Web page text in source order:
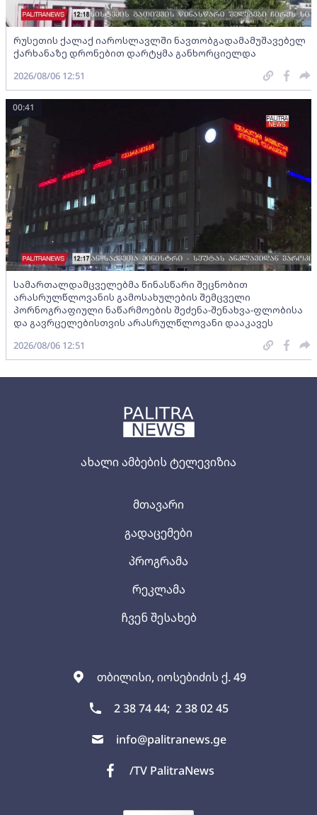
ახალი ამბების ტელევიზია
თბილისი, იოსებიძის ქ. 49
2 38 74 44; 2 38 02 45
info@palitranews.ge
/TV PalitraNews
მთავარი
გადაცემები
პროგრამა
რეკლამა
ჩვენ შესახებ
რუსეთის ქალაქ იაროსლავლში ნავთობგადამამუშავებელ
ქარხანაზე დრონებით დარტყმა განხორციელდა
2026/08/06 12:51
სამართალდამცველებმა წინასწარი შეცნობით
არასრულწლოვანის გამოსახულების შემცველი
პორნოგრაფიული ნაწარმოების შეძენა-შენახვა-ფლობისა
და გავრცელებისთვის არასრულწლოვანი დააკავეს
00:41
2026/08/06 12:51